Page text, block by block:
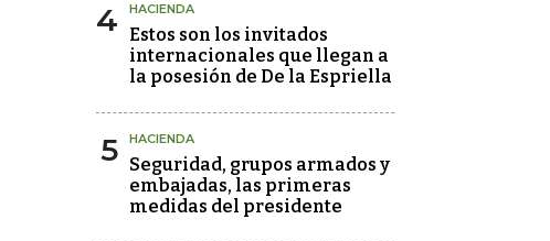
4 HACIENDA
Estos son los invitados
internacionales que llegan a
la posesión de De la Espriella
5 HACIENDA
Seguridad, grupos armados y
embajadas, las primeras
medidas del presidente